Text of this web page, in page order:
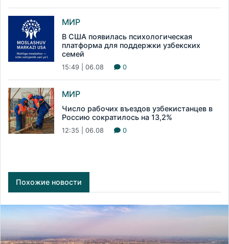
МИР
В США появилась психологическая
платформа для поддержки узбекских
семей
15:49 | 06.08 0
МИР
Число рабочих въездов узбекистанцев в
Россию сократилось на 13,2%
12:35 | 06.08 0
Похожие новости